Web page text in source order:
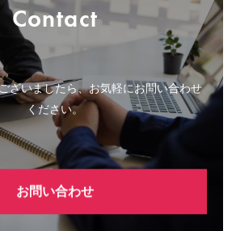
Contact
ざいましたら、お気軽にお問い合わせ
ください。
お問い合わせ